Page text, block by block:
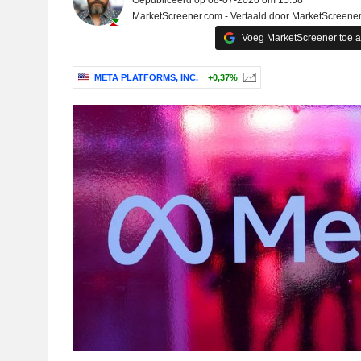
MarketScreener.com - Vertaald door MarketScreener
Voeg MarketScreener toe
META PLATFORMS, INC. +0,37%